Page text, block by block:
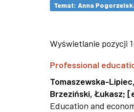
Temat: Anna
Wyświetlanie pozycji
Professional
Tomaszewska-
Brzeziński, Łukasz;
Education and